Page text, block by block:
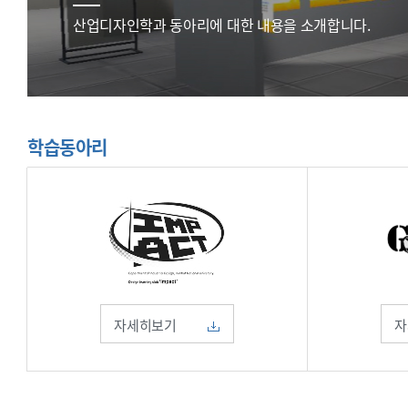
산업디자인학과 동아리에 대한 내용을 소개합니다.
학습동아리
자세히보기